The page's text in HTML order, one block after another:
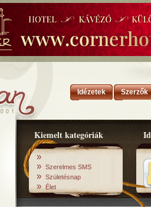
Idézetek Szerzők
Kiemelt kategóriák
»
» Szerelmes SMS
» Születésnap
» Élet